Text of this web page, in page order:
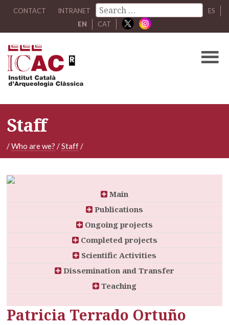
CONTACT INTRANET
ES
EN
CAT
Staff
/Who are we? /Staff/
Main
Publications
Ongoing projects
Completed projects
Scientific Activities
Dissemination and Transfer
Teaching
Patricia Terrado Ortuño